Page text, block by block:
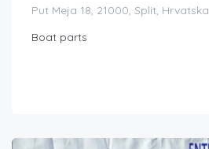
Put Meja 18, 21000, Split, Hrvatska
Boat parts